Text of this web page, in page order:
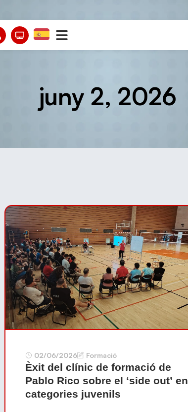
juny 2, 2026
02/06/2026 Formació
Èxit del clínic de formació de
Pablo Rico sobre el ‘side out’ en
categories juvenils